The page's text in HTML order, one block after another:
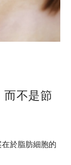
而不是節
在於脂肪細胞的